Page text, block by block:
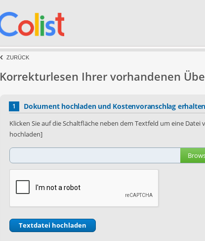
ZURÜCK
Korrekturlesen Ihrer vorhandenen
1 Dokument hochladen und Kostenvoranschlag
Klicken Sie auf die Schaltfläche neben dem Textfeld um eine
hochladen]